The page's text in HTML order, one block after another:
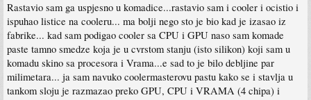
Rastavio sam ga uspjesno u komadice...rastavio sam i cooler i ocistio i
ispuhao listice na cooleru... ma bolji nego sto je bio kad je izasao iz
fabrike... kad sam podigao cooler sa CPU i GPU naso sam komade
paste tamno smedze koja je u cvrstom stanju (isto silikon) koji sam u
komadu skino sa procesora i Vrama...e sad to je bilo debljine par
milimetara... ja sam navuko coolermasterovu pastu kako se i stavlja u
tankom sloju je razmazao preko GPU, CPU i VRAMA (4 chipa) i